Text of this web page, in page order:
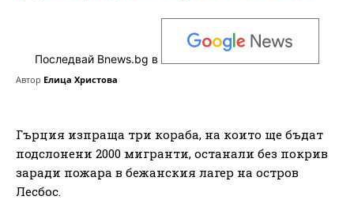
Последвай Bnews.bg в
Автор Елица Христова
Гърция изпраща три кораба, на които ще бъдат
подслонени 2000 мигранти, останали без покрив
заради пожара в бежанския лагер на остров
Лесбос.